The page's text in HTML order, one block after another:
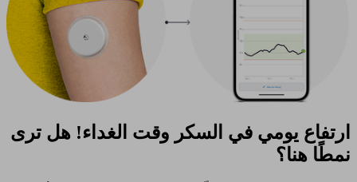
ارتفاع يومي في السكر وقت الغداء! هل ترى
نمطًا هنا؟